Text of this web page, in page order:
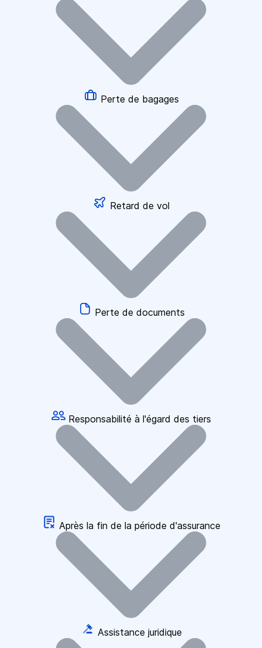
Perte de bagages
Retard de vol
Perte de documents
Responsabilité à l'égard des tiers
Après la fin de la période d'assurance
Assistance juridique